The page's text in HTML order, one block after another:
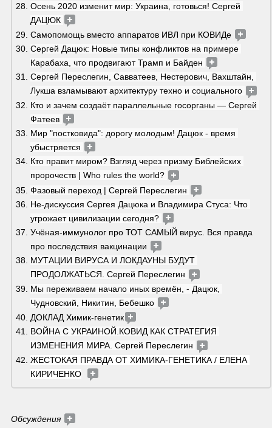
Осень 2020 изменит мир: Украина, готовься! Сергей
ДАЦЮК
Самопомощь вместо аппаратов ИВЛ при КОВИДе
Сергей Дацюк: Новые типы конфликтов на примере
Карабаха, что продвигают Трамп и Байден
Сергей Переслегин, Савватеев, Нестерович, Вахштайн,
Лукша взламывают архитектуру техно и социального
Кто и зачем создаёт параллельные госорганы — Сергей
Фатеев
Мир "постковида": дорогу молодым! Дацюк - время
убыстряется
Кто правит миром? Взгляд через призму Библейских
пророчеств | Who rules the world?
Фазовый переход | Сергей Переслегин
Не-дискуссия Сергея Дацюка и Владимира Стуса: Что
угрожает цивилизации сегодня?
Учёная-иммунолог про ТОТ САМЫЙ вирус. Вся правда
про последствия вакцинации
МУТАЦИИ ВИРУСА И ЛОКДАУНЫ БУДУТ
ПРОДОЛЖАТЬСЯ. Сергей Переслегин
Мы переживаем начало иных времён, - Дацюк,
Чудновский, Никитин, Бебешко
ДОКЛАД Химик-генетик
ВОЙНА С УКРАИНОЙ.КОВИД КАК СТРАТЕГИЯ
ИЗМЕНЕНИЯ МИРА. Сергей Переслегин
ЖЕСТОКАЯ ПРАВДА ОТ ХИМИКА-ГЕНЕТИКА / ЕЛЕНА
КИРИЧЕНКО
Обсуждения